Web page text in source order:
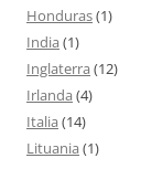
Honduras(1)
India (1)
Inglaterra (12)
Irlanda (4)
Italia (14)
Lituania (1)